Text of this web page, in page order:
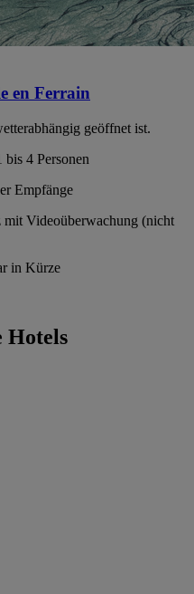
en Ferrain
geöffnet ist.
4 Personen
Empfänge
mit Videoüberwachung (nicht
in Kürze
Hotels